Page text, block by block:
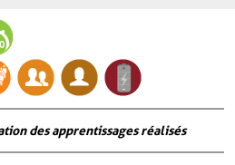
des apprentissages réalisés